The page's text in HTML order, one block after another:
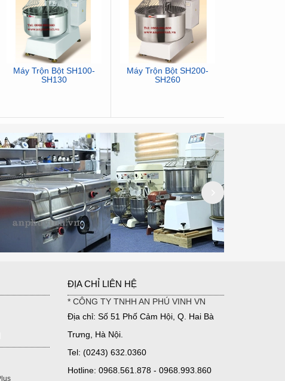
Máy Trộn Bột SH100-
SH130
Máy Trộn Bột SH200-
SH260
ĐỊA CHỈ LIÊN HỆ
* CÔNG TY TNHH AN PHÚ VINH VN
Địa chỉ: Số 51 Phố Cảm Hội, Q. Hai Bà
Trưng, Hà Nội.
Tel: (0243) 632.0360
Hotline: 0968.561.878 - 0968.993.860